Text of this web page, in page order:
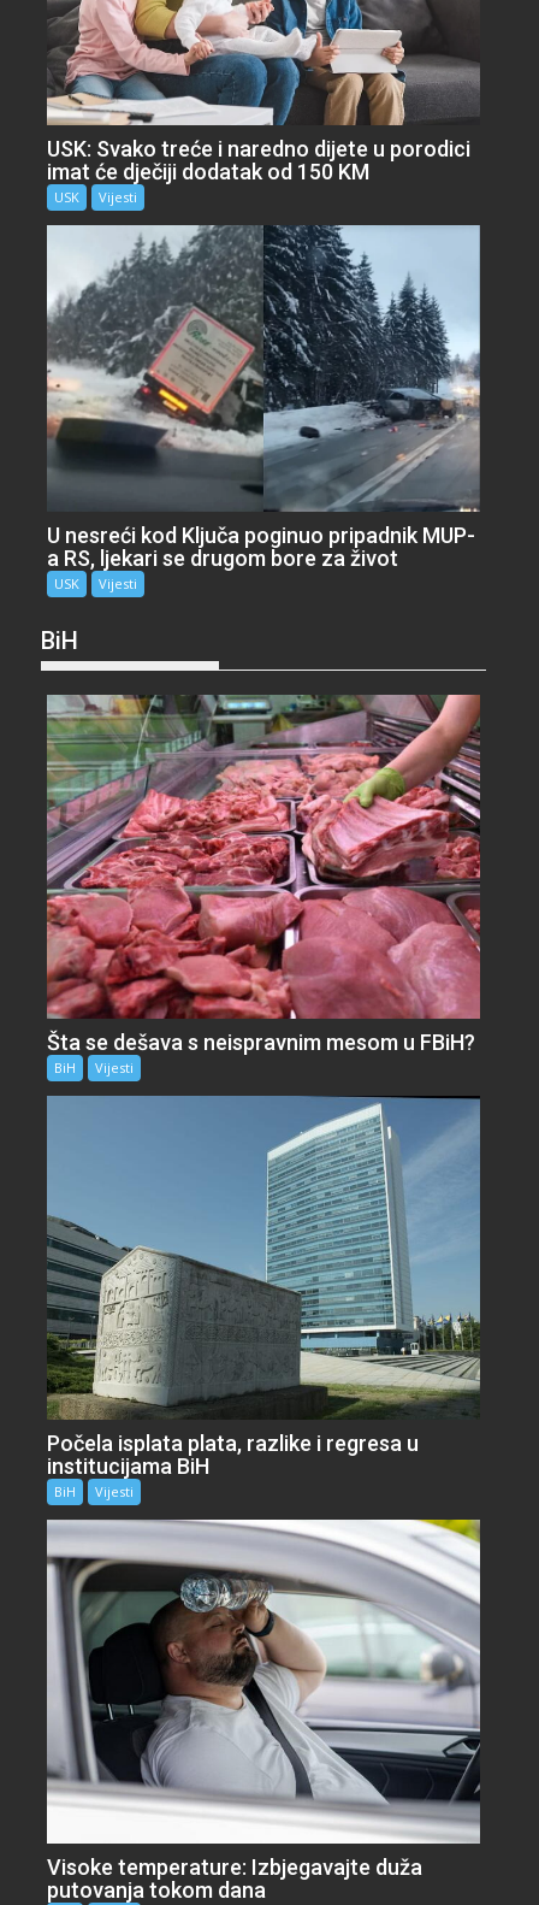
USK: Svako treće i naredno dijete u porodici
imat će dječiji dodatak od 150 KM
USK Vijesti
U nesreći kod Ključa poginuo pripadnik MUP-
a RS, ljekari se drugom bore za život
USK Vijesti
BiH
Šta se dešava s neispravnim mesom u FBiH?
BiH Vijesti
Počela isplata plata, razlike i regresa u
institucijama BiH
BiH Vijesti
Visoke temperature: Izbjegavajte duža
putovanja tokom dana